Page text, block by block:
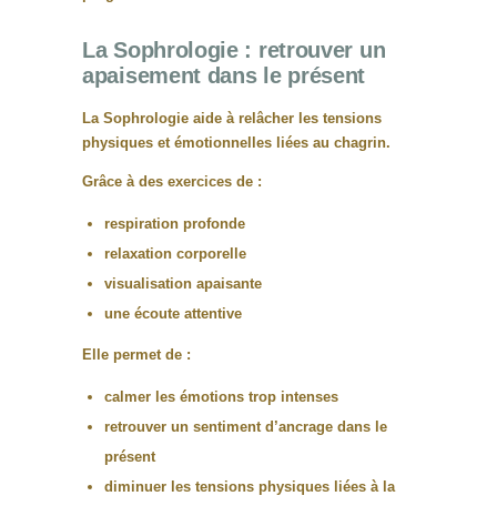
La Sophrologie : retrouver un
apaisement dans le présent
La Sophrologie aide à relâcher les tensions
physiques et émotionnelles liées au chagrin.
Grâce à des exercices de :
respiration profonde
relaxation corporelle
visualisation apaisante
une écoute attentive
Elle permet de :
calmer les émotions trop intenses
retrouver un sentiment d’ancrage dans le
présent
diminuer les tensions physiques liées à la